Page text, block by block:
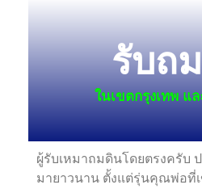
รับถ
ในเขตกรุงเทพ แ
ผู้รับเหมาถมดินโดยตรงครับ
มายาวนาน ตั้งแต่รุ่นคุณพ่อที่